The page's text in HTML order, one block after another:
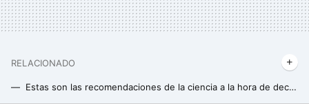
RELACIONADO
Estas son las recomendaciones de la ciencia a la hora de decidir el número de días de descanso si queremos ganar masa muscular